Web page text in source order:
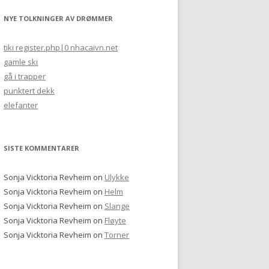
NYE TOLKNINGER AV DRØMMER
tiki register.php|0 nhacaivn.net
gamle ski
gå i trapper
punktert dekk
elefanter
SISTE KOMMENTARER
Sonja Vicktoria Revheim on Ulykke
Sonja Vicktoria Revheim on Helm
Sonja Vicktoria Revheim on Slange
Sonja Vicktoria Revheim on Fløyte
Sonja Vicktoria Revheim on Torner